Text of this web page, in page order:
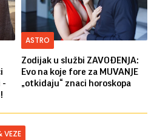
-
ASTRO
Zodijak u službi ZAVOĐENJA:
Evo na koje fore za MUVANJE
„otkidaju“ znaci horoskopa
VEZE